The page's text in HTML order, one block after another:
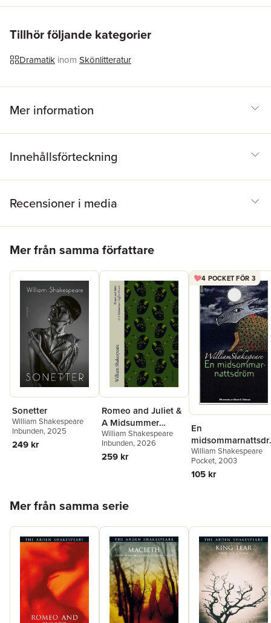
Förlag
Bloomsbury Publishing PLC
Tillhör följande kategorier
Dramatik inom Skönlitteratur
Mer information
Innehållsförteckning
Recensioner i media
Mer från samma författare
Sonetter
William Shakespeare
Inbunden, 2025
249 kr
Romeo and Juliet &
A Midsummer
Night's Dream
William Shakespeare
Inbunden, 2026
259 kr
4 POCKET FÖR 3
En
m
William Shakespeare
Pocket, 2003
105 kr
Mer från samma serie